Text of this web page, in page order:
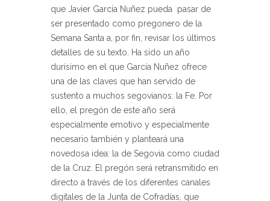
que Javier García Nuñez pueda pasar de
ser presentado como pregonero de la
Semana Santa a, por fin, revisar los últimos
detalles de su texto. Ha sido un año
durísimo en el que García Nuñez ofrece
una de las claves que han servido de
sustento a muchos segovianos: la Fe. Por
ello, el pregón de este año será
especialmente emotivo y especialmente
necesario también y planteará una
novedosa idea: la de Segovia como ciudad
de la Cruz. El pregón será retransmitido en
directo a través de los diferentes canales
digitales de la Junta de Cofradías, que